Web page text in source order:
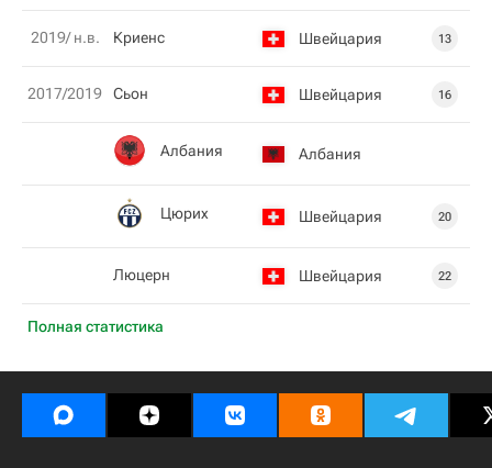
Полная статистика
2019/ н.в. Криенс Швейцария 13
2017/2019 Сьон Швейцария 16
Албания Албания
Цюрих Швейцария 20
Люцерн Швейцария 22